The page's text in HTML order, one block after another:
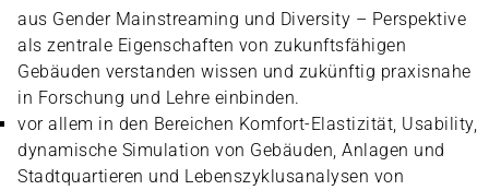
aus Gender Mainstreaming und Diversity – Perspektive
als zentrale Eigenschaften von zukunftsfähigen
Gebäuden verstanden wissen und zukünftig praxisnahe
in Forschung und Lehre einbinden.
vor allem in den Bereichen Komfort-Elastizität, Usability,
dynamische Simulation von Gebäuden, Anlagen und
Stadtquartieren und Lebenszyklusanalysen von